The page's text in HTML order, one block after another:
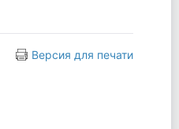
Версия для печати